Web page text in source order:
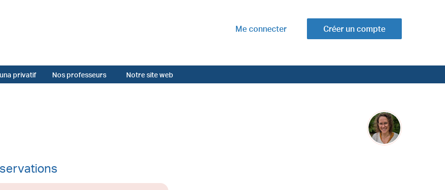
Me connecter Créer un compte
privatif Nos professeurs Notre site web